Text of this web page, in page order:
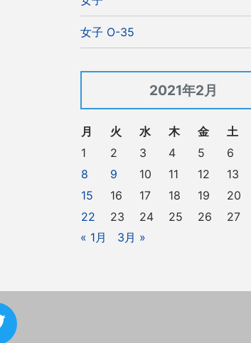
女子 O-35
2021年2月
月 火 水 木 金 土
1
2 3 4 5 6
8
9 10 11 12 13
15
16 17 18 19 20
22
23 24 25 26 27
« 1月
3月 »